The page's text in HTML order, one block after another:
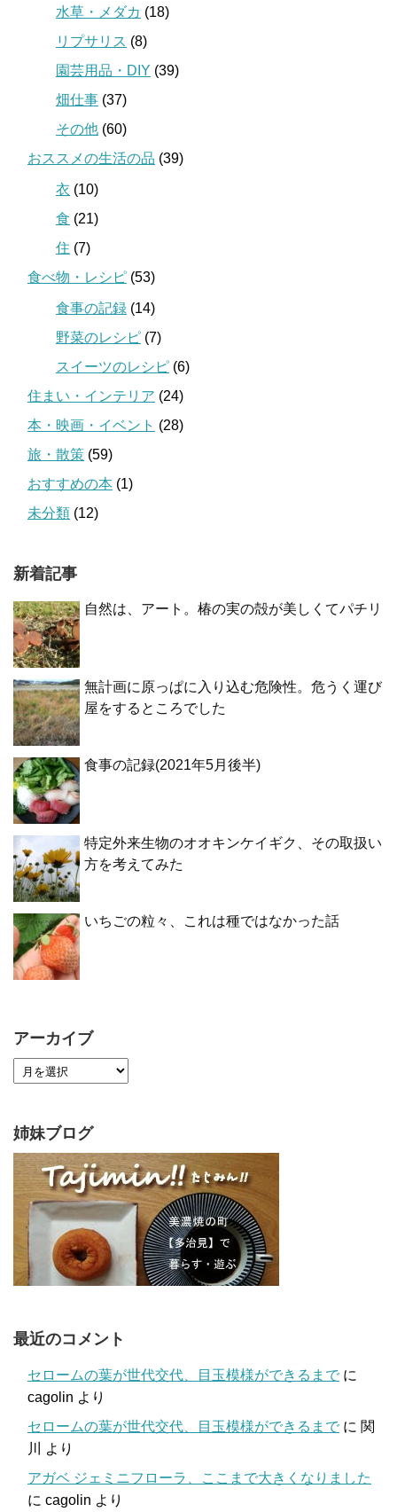
水草・メダカ (18)
リプサリス (8)
園芸用品・DIY (39)
畑仕事 (37)
その他 (60)
おススメの生活の品 (39)
衣 (10)
食 (21)
住 (7)
食べ物・レシピ (53)
食事の記録 (14)
野菜のレシピ (7)
スイーツのレシピ (6)
住まい・インテリア (24)
本・映画・イベント (28)
旅・散策 (59)
おすすめの本 (1)
未分類 (12)
新着記事
自然は、アート。椿の実の殻が美しくてパチリ
無計画に原っぱに入り込む危険性。危うく運び
屋をするところでした
食事の記録(2021年5月後半)
特定外来生物のオオキンケイギク、その取扱い
方を考えてみた
いちごの粒々、これは種ではなかった話
アーカイブ
姉妹ブログ
最近のコメント
セロームの葉が世代交代、目玉模様ができるまで に
cagolin より
セロームの葉が世代交代、目玉模様ができるまで に 関
川
より
アガベ ジェミニフローラ、ここまで大きくなりました
に cagolin より